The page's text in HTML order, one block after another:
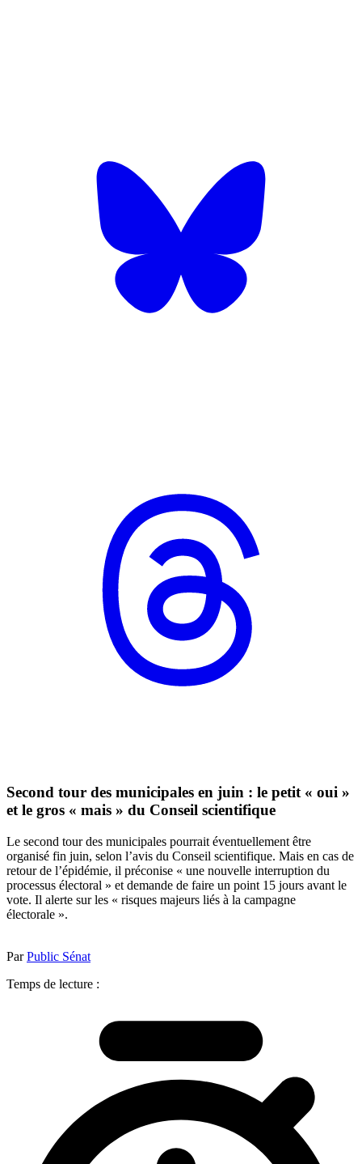
Second tour des municipales en juin : le petit « oui »
et le gros « mais » du Conseil scientifique
Le second tour des municipales pourrait éventuellement être
organisé fin juin, selon l’avis du Conseil scientifique. Mais en cas de
retour de l’épidémie, il préconise « une nouvelle interruption du
processus électoral » et demande de faire un point 15 jours avant le
vote. Il alerte sur les « risques majeurs liés à la campagne
électorale ».
ParPublic Sénat
Temps de lecture :